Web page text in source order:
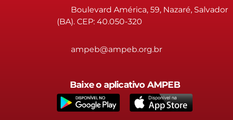
Boulevard América, 59, Nazaré, Salvador
(BA). CEP: 40.050-320
ampeb@ampeb.org.br
Baixe o aplicativo AMPEB